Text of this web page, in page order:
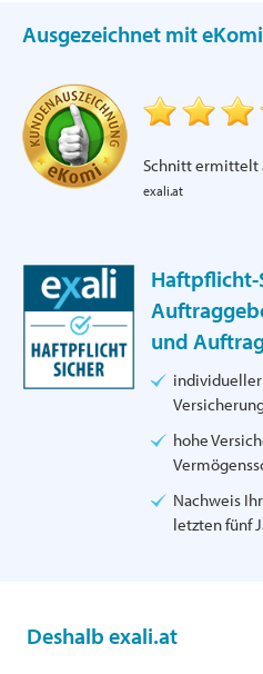
Ausgezeichnet mit
Schnitt ermittelt
exali.at
Haftpflicht-
und
hohe
Nachweis
letzten fünf
Deshalb exali.at